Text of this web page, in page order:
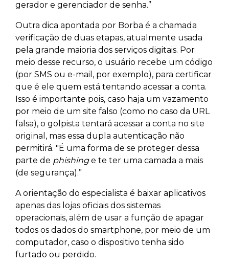
gerador e gerenciador de senha.”
Outra dica apontada por Borba é a chamada
verificação de duas etapas, atualmente usada
pela grande maioria dos serviços digitais. Por
meio desse recurso, o usuário recebe um código
(por SMS ou e-mail, por exemplo), para certificar
que é ele quem está tentando acessar a conta.
Isso é importante pois, caso haja um vazamento
por meio de um site falso (como no caso da URL
falsa), o golpista tentará acessar a conta no site
original, mas essa dupla autenticação não
permitirá. "É uma forma de se proteger dessa
parte de phishinge te ter uma camada a mais
(de segurança).”
A orientação do especialista é baixar aplicativos
apenas das lojas oficiais dos sistemas
operacionais, além de usar a função de apagar
todos os dados do smartphone, por meio de um
computador, caso o dispositivo tenha sido
furtado ou perdido.